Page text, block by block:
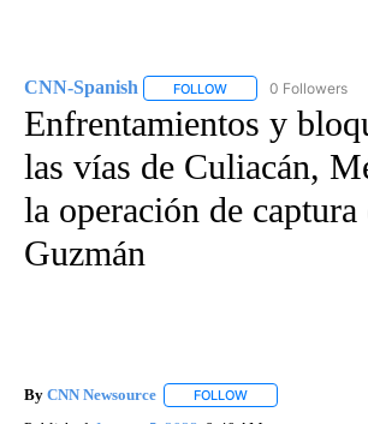
CNN-Spanish FOLLOW FOLLOW "CNN-
0 Followers
Enfrentamientos y
las vías de Culiacán,
la operación de
Guzmán
By CNN Newsource FOLLOW